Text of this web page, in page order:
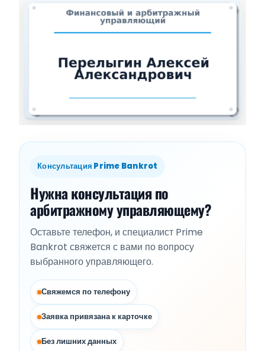
Консультация Prime Bankrot
Нужна консультация по
арбитражному управляющему?
Оставьте телефон, и специалист Prime
Bankrot свяжется с вами по вопросу
выбранного управляющего.
Свяжемся по телефону
Заявка привязана к карточке
Без лишних данных